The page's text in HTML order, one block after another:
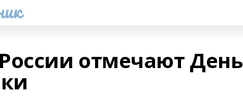
отмечают День